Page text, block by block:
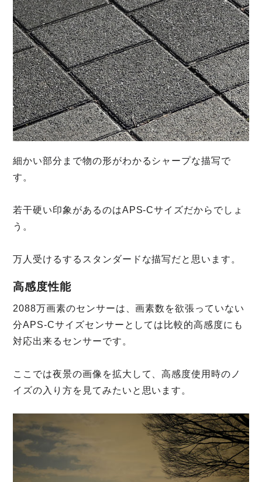
細かい部分まで物の形がわかるシャープな描写で
す。
若干硬い印象があるのはAPS-Cサイズだからでしょ
う。
万人受けるするスタンダードな描写だと思います。
高感度性能
2088万画素のセンサーは、画素数を欲張っていない
分APS-Cサイズセンサーとしては比較的高感度にも
対応出来るセンサーです。
ここでは夜景の画像を拡大して、高感度使用時のノ
イズの入り方を見てみたいと思います。